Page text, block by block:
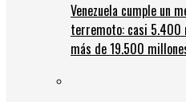
Venezuela cumple un
terremoto: casi 5.400
más de 19.500